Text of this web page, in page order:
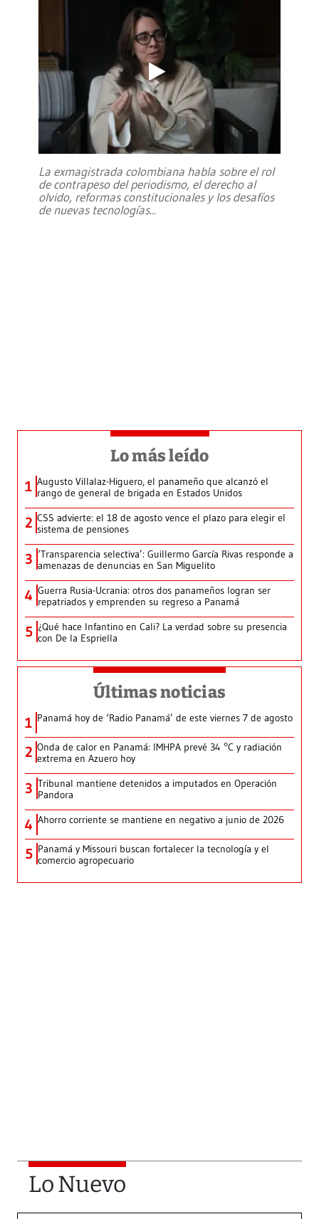
La exmagistrada colombiana habla sobre el rol
de contrapeso del periodismo, el derecho al
olvido, reformas constitucionales y los desafíos
de nuevas tecnologías...
Lo más leído
1 Augusto Villalaz-Higuero, el panameño que alcanzó el
rango de general de brigada en Estados Unidos
2 CSS advierte: el 18 de agosto vence el plazo para elegir el
sistema de pensiones
3 ‘Transparencia selectiva’: Guillermo García Rivas responde a
amenazas de denuncias en San Miguelito
4 Guerra Rusia-Ucrania: otros dos panameños logran ser
repatriados y emprenden su regreso a Panamá
5 ¿Qué hace Infantino en Cali? La verdad sobre su presencia
con De la Espriella
Últimas noticias
1 Panamá hoy de ‘Radio Panamá’ de este viernes 7 de agosto
2 Onda de calor en Panamá: IMHPA prevé 34 °C y radiación
extrema en Azuero hoy
3 Tribunal mantiene detenidos a imputados en Operación
Pandora
4 Ahorro corriente se mantiene en negativo a junio de 2026
5 Panamá y Missouri buscan fortalecer la tecnología y el
comercio agropecuario
Lo Nuevo